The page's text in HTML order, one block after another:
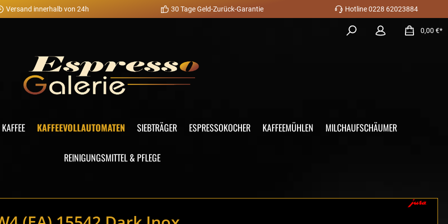
Versand innerhalb von 24h 30 Tage Geld-Zurück-Garantie Hotline 0228 62023884
0,00 €*
KAFFEE KAFFEEVOLLAUTOMATEN SIEBTRÄGER ESPRESSOKOCHER KAFFEEMÜHLEN MILCHAUFSCHÄUMER
REINIGUNGSMITTEL & PFLEGE